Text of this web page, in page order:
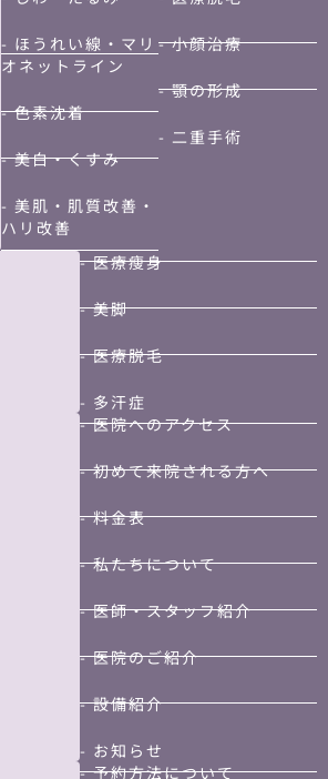
- ほうれい線・マリ
オネットライン
- 色素沈着
- 美白・くすみ
- 美肌・肌質改善・
ハリ改善
- 小顔治療
- 顎の形成
- 二重手術
- 医療痩身
- 美脚
- 医療脱毛
- 多汗症
- 医院へのアクセス
- 初めて来院される方へ
- 料金表
- 私たちについて
- 医師・スタッフ紹介
- 医院のご紹介
- 設備紹介
- お知らせ
- 予約方法について